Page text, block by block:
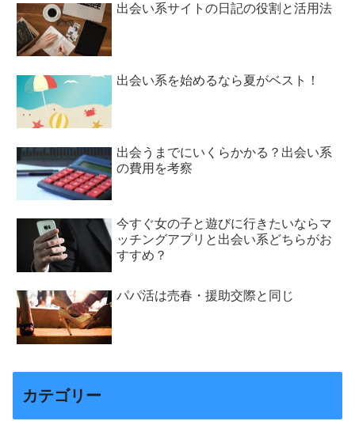
出会い系サイトの日記の役割と活用法
出会い系を始めるなら夏がベスト！
出会うまでにいくらかかる？出会い系
の費用を考察
今すぐ女の子と遊びに行きたいならマ
ッチングアプリと出会い系どちらがお
すすめ？
パパ活は売春・援助交際と同じ
カテゴリー